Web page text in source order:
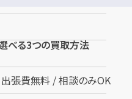
べる3つの買取方法
出張費無料 / 相談のみOK